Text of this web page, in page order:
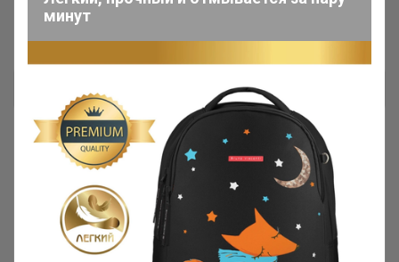
распродаже Фабрики Шапок
Ирика
минут